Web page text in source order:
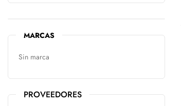
MARCAS
Sin marca
PROVEEDORES